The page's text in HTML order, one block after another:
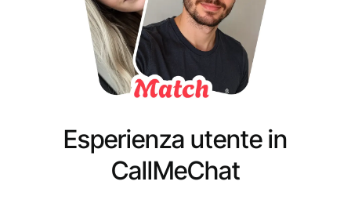
Esperienza utente in
CallMeChat